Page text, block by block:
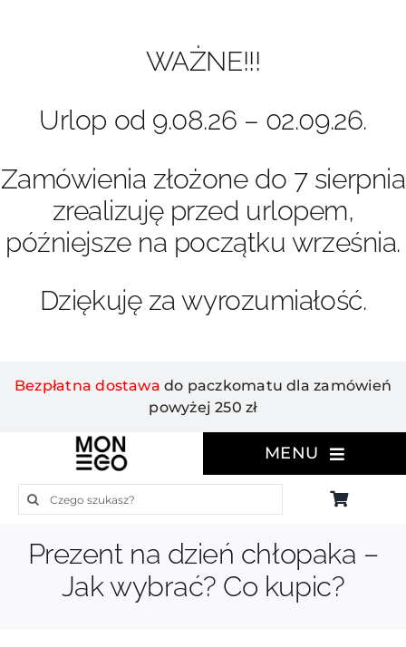
WAŻNE!!!
Urlop od 9.08.26 – 02.09.26.
Zamówienia złożone do 7 sierpnia
zrealizuję przed urlopem,
późniejsze na początku września.
Dziękuję za wyrozumiałość.
Bezpłatna dostawa do paczkomatu dla zamówień
powyżej 250 zł
MENU
Szukaj
Prezent na dzień chłopaka –
Jak wybrać? Co kupic?